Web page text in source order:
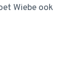
Wiebe ook